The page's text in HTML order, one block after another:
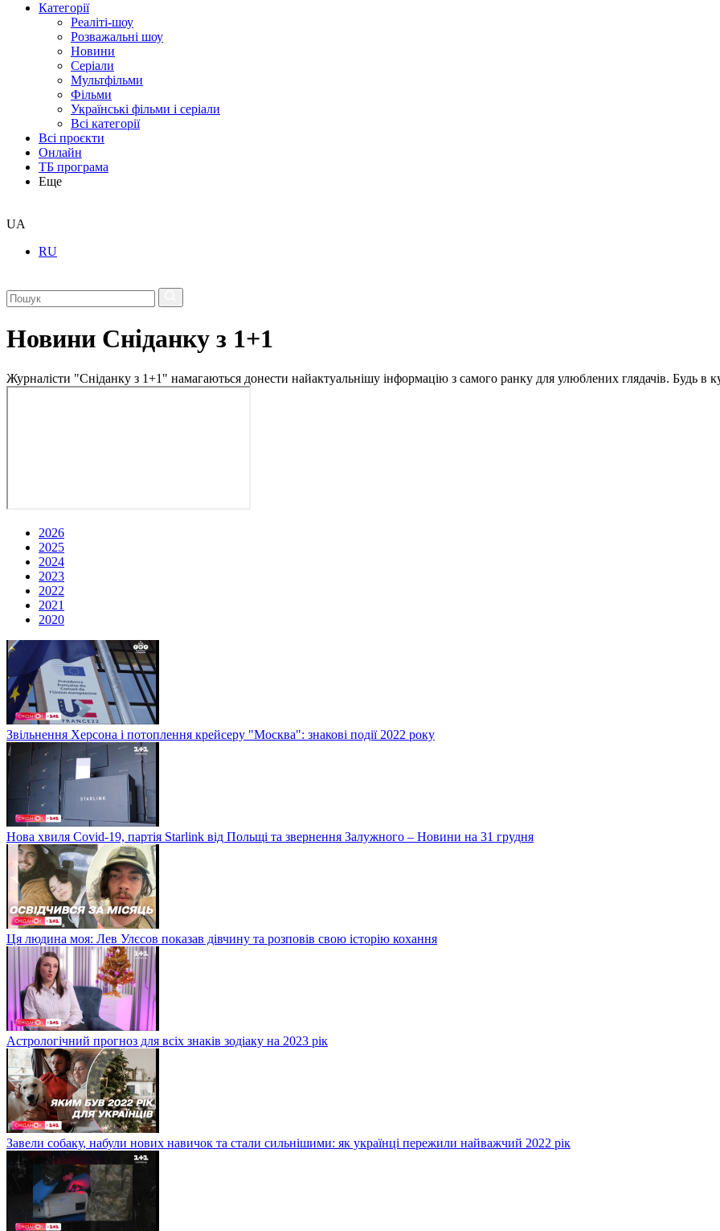
Категорії
Реаліті-шоу
Розважальні шоу
Новини
Серіали
Мультфільми
Фільми
Українські фільми і серіали
Всі категорії
Всі проєкти
Онлайн
ТБ програма
Еще
UA
RU
Новини Сніданку з 1+1
Журналісти "Сніданку з 1+1" намагаються донести найактуальнішу інформацію з самого ранку для улюблених глядачів. Будь в
2026
2025
2024
2023
2022
2021
2020
Звільнення Херсона і потоплення крейсеру "Москва": знакові події 2022 року
Нова хвиля Covid-19, партія Starlink від Польщі та звернення Залужного – Новини на 31 грудня
Ця людина моя: Лев Улєсов показав дівчину та розповів свою історію кохання
Астрологічний прогноз для всіх знаків зодіаку на 2023 рік
Завели собаку, набули нових навичок та стали сильнішими: як українці пережили найважчий 2022 рік